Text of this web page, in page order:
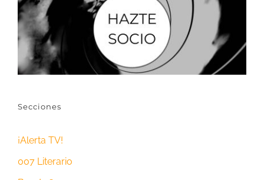
Secciones
¡Alerta TV!
007 Literario